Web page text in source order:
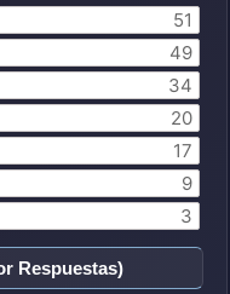
51
49
34
20
17
9
3
Respuestas)